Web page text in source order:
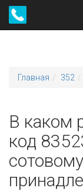
Главная 352
В каком
код